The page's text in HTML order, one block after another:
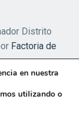
Distrito
Factoria de
en nuestra
utilizando o